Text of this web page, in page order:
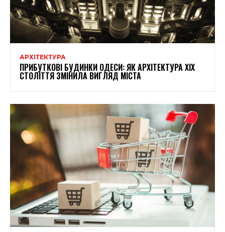
АРХІТЕКТУРА
ПРИБУТКОВІ БУДИНКИ ОДЕСИ: ЯК АРХІТЕКТУРА XIX
СТОЛІТТЯ ЗМІНИЛА ВИГЛЯД МІСТА